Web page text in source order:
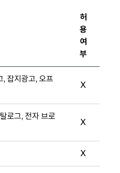
허
용
여
부
, 잡지광고, 오프
X
로그, 전자 브로
X
X